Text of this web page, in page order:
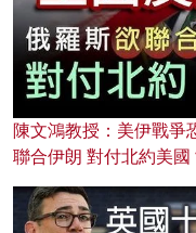
陳文鴻教授：美伊戰爭
聯合伊朗 對付北約美國